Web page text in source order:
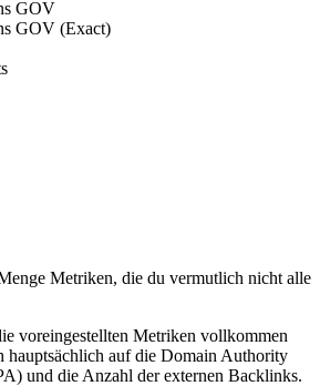
GOV
GOV (Exact)
Metriken, die du vermutlich nicht alle
voreingestellten Metriken vollkommen
hauptsächlich auf die Domain Authority
und die Anzahl der externen Backlinks.